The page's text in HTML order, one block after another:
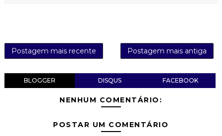
Postagem mais recente Postagem mais antiga
BLOGGER DISQUS FACEBOOK
NENHUM COMENTÁRIO:
POSTAR UM COMENTÁRIO